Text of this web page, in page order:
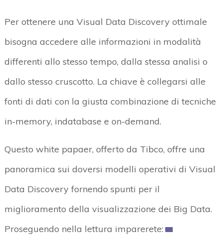
Per ottenere una Visual Data Discovery ottimale
bisogna accedere alle informazioni in modalità
differenti allo stesso tempo, dalla stessa analisi o
dallo stesso cruscotto. La chiave è collegarsi alle
fonti di dati con la giusta combinazione di tecniche
in-memory, indatabase e on-demand.
Questo white papaer, offerto da Tibco, offre una
panoramica sui doversi modelli operativi di Visual
Data Discovery fornendo spunti per il
miglioramento della visualizzazione dei Big Data.
Proseguendo nella lettura imparerete: